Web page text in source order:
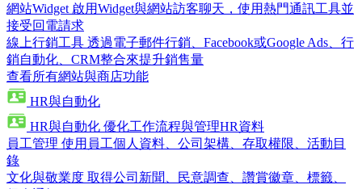
網站Widget 啟用Widget與網站訪客聊天，使用熱門通訊工具並
接受回電請求
線上行銷工具 透過電子郵件行銷、Facebook或Google Ads、行
銷自動化、CRM整合來提升銷售量
查看所有網站與商店功能
HR與自動化
HR與自動化 優化工作流程與管理HR資料
員工管理 使用員工個人資料、公司架構、存取權限、活動目
錄
文化與敬業度 取得公司新聞、民意調查、讚賞徽章、標籤、